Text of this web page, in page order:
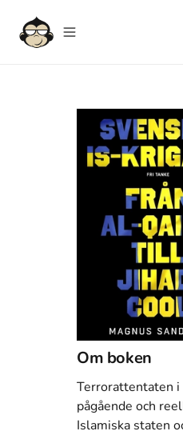
Om boken
Terrorattentaten
pågående och
Islamiska staten